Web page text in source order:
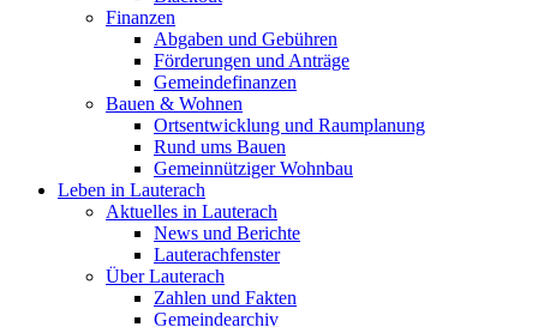
Finanzen
Abgaben und Gebühren
Förderungen und Anträge
Gemeindefinanzen
Bauen & Wohnen
Ortsentwicklung und Raumplanung
Rund ums Bauen
Gemeinnütziger Wohnbau
Leben in Lauterach
Aktuelles in Lauterach
News und Berichte
Lauterachfenster
Über Lauterach
Zahlen und Fakten
Gemeindearchiv